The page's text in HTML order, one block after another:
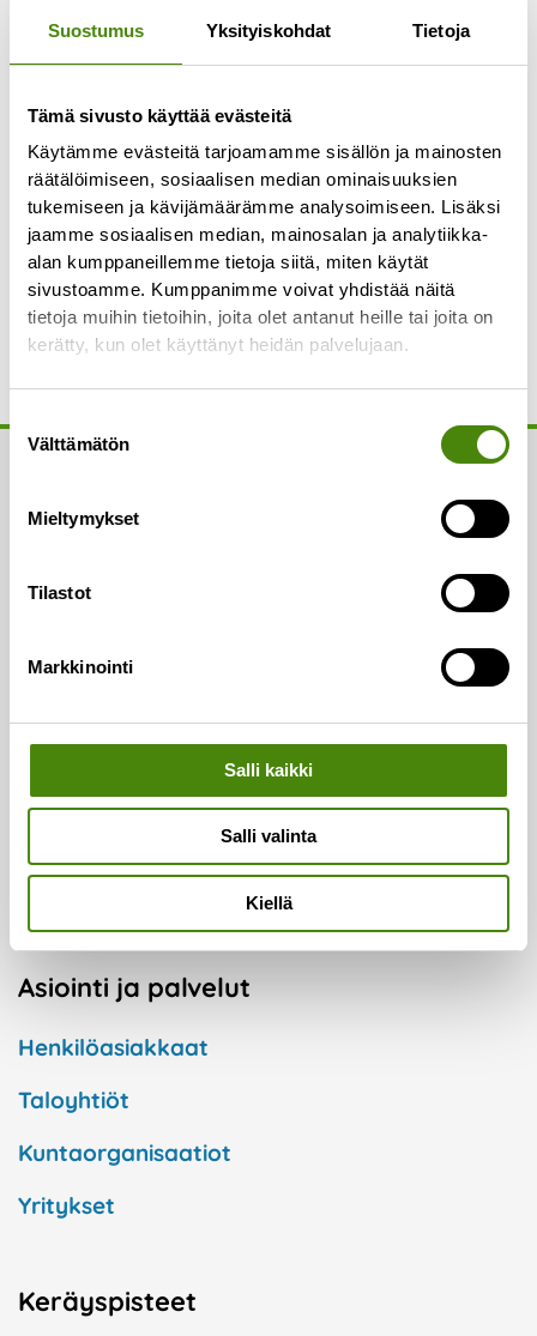
Suostumus Yksityiskohdat Tietoja
Tämä sivusto käyttää evästeitä
Käytämme evästeitä tarjoamamme sisällön ja mainosten
räätälöimiseen, sosiaalisen median ominaisuuksien
tukemiseen ja kävijämäärämme analysoimiseen. Lisäksi
jaamme sosiaalisen median, mainosalan ja analytiikka-
alan kumppaneillemme tietoja siitä, miten käytät
sivustoamme. Kumppanimme voivat yhdistää näitä
tietoja muihin tietoihin, joita olet antanut heille tai joita on
kerätty, kun olet käyttänyt heidän palvelujaan.
Suostumuksen
valinta
Välttämätön
Mieltymykset
Tilastot
Markkinointi
Salli kaikki
Salli valinta
Kiellä
Kysely toteutetaan yhteistyössä Feelback-
tutkimuspalveluiden kanssa. Kaikki vastaukset
käsitellään nimettöminä eikä annettuja
vastauksia voida yhdistää kehenkään tiettyyn
vastaajaan.
Prev
Edellinen
Kalajoen lajittelupiha avoinna jälleen normaalisti
Seuraava
Ylivieskan jätteen koostumustutkimus: 38 % poltettavasta jätteestä on biojätettä
Asiakaspalvelu:
Puh.050 329 9617
Puh.044 726 2993
Vestianväylä 80
Asiointi ja palvelut
Henkilöasiakkaat
Taloyhtiöt
Kuntaorganisaatiot
Yritykset
Keräyspisteet